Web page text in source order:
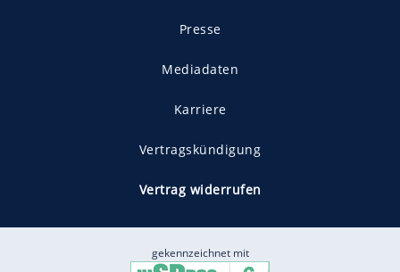
Presse
Mediadaten
Karriere
Vertragskündigung
Vertrag widerrufen
gekennzeichnet mit